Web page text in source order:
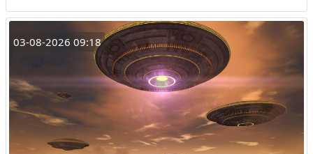
03-08-2026 09:18